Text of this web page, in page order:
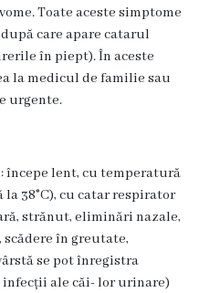
Toate aceste simptome
care apare catarul
în piept). În aceste
la medicul de familie sau
urgente.
începe lent, cu temperatură
38°C), cu catar respirator
strănut, eliminări nazale,
scădere în greutate,
se pot înregistra
ale căi- lor urinare)